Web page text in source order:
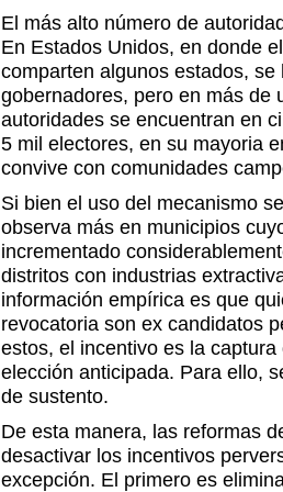
El más alto número de
En Estados Unidos, en donde
comparten algunos estados, se
gobernadores, pero en más de
autoridades se encuentran en
5 mil electores, en su mayoria
convive con comunidades
Si bien el uso del mecanismo
observa más en municipios
incrementado
distritos con industrias
información empírica es que
revocatoria son ex candidatos
estos, el incentivo es la
elección anticipada. Para ello,
de sustento.
De esta manera, las reformas
desactivar los incentivos
excepción. El primero es